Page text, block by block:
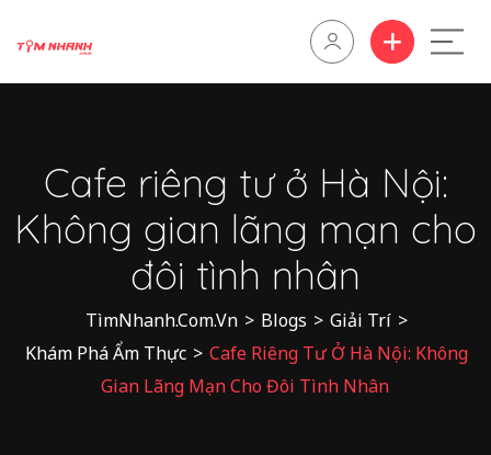
Cafe riêng tư ở Hà Nội:
Không gian lãng mạn cho
đôi tình nhân
TìmNhanh.Com.Vn > Blogs > Giải Trí >
Khám Phá Ẩm Thực > Cafe Riêng Tư Ở Hà Nội: Không
Gian Lãng Mạn Cho Đôi Tình Nhân